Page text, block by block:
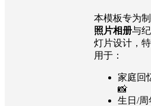
本模板专为
照片相册与
灯片设计，
用于：
家庭回
📸
生日/周